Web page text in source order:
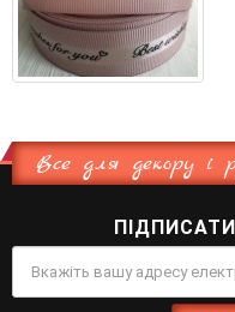
Все для декору і